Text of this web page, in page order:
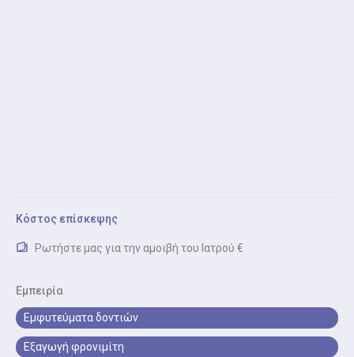
Κόστος επίσκεψης
Ρωτήστε μας για την αμοιβή του Ιατρού €
Εμπειρία
Εμφυτεύματα δοντιών
Εξαγωγή φρονιμίτη
Λεύκανση δοντιών
θεραπεία για φωτεινότερο χαμόγελο.
Οδοντικά εμφυτεύματα
Οδοντικά εμφυτεύματα είναι η τοποθέτηση ασφαλών
και ανθεκτικών εμφυτευμάτων για αντικατάσταση
ελλειπόντων δοντιών